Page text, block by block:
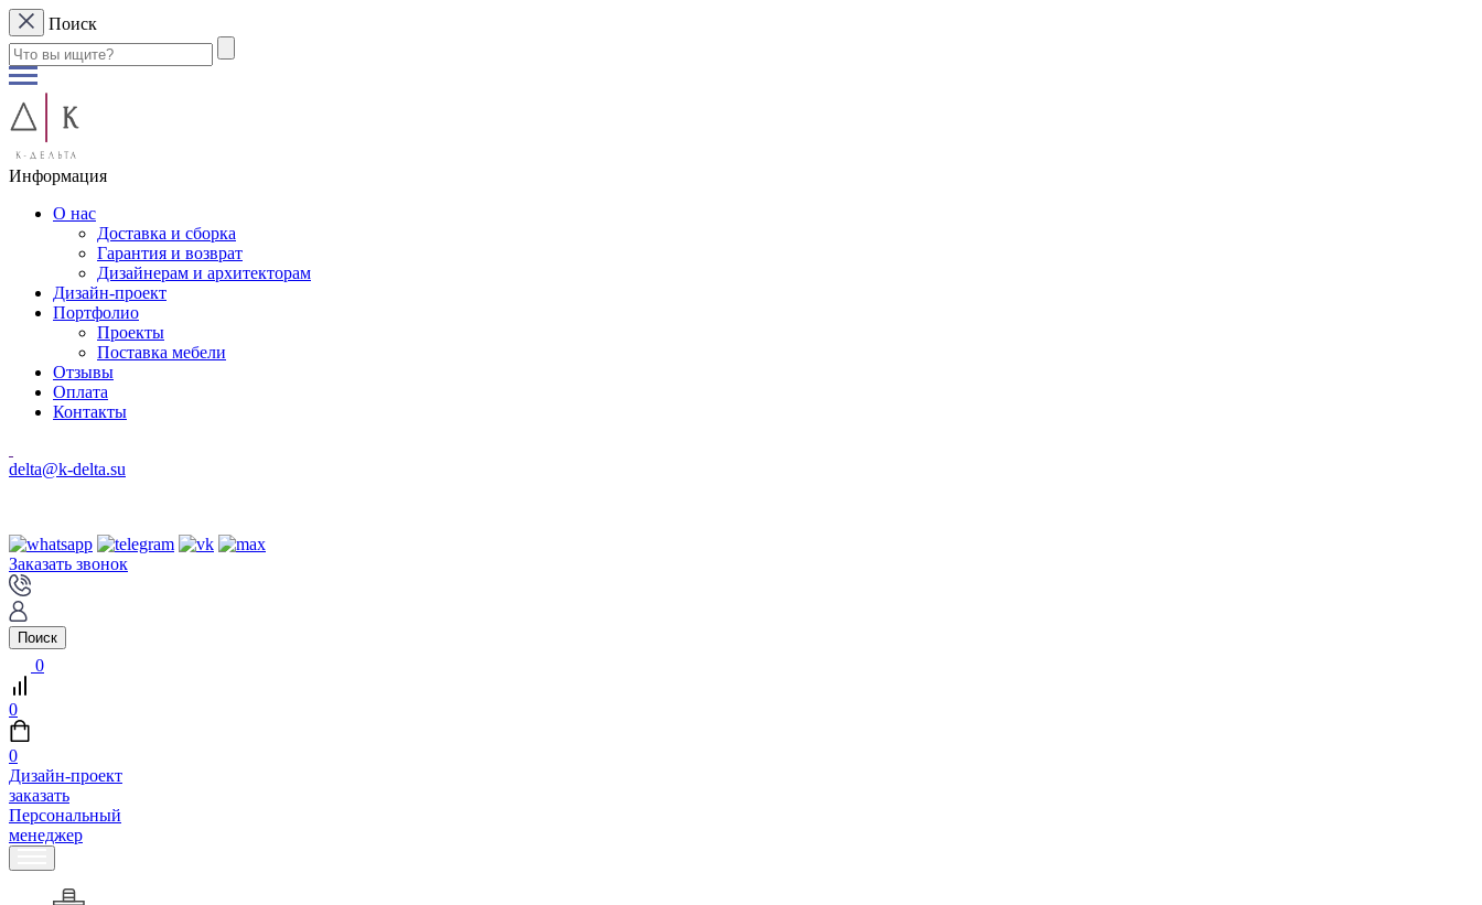
Поиск
Информация
О нас
Доставка и сборка
Гарантия и возврат
Дизайнерам и архитекторам
Дизайн-проект
Портфолио
Проекты
Поставка мебели
Отзывы
Оплата
Контакты
delta@k-delta.su
Заказать звонок
Поиск
0
0
0
Дизайн-проект
заказать
Персональный
менеджер